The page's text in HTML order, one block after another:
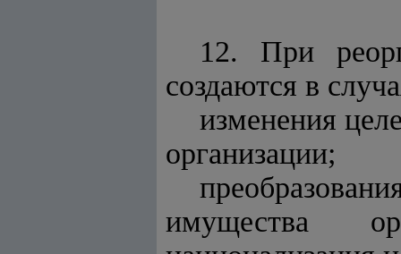
12. При
создаются в
изменения
организации;
имущества